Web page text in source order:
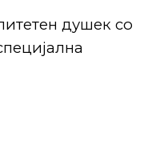
душек со